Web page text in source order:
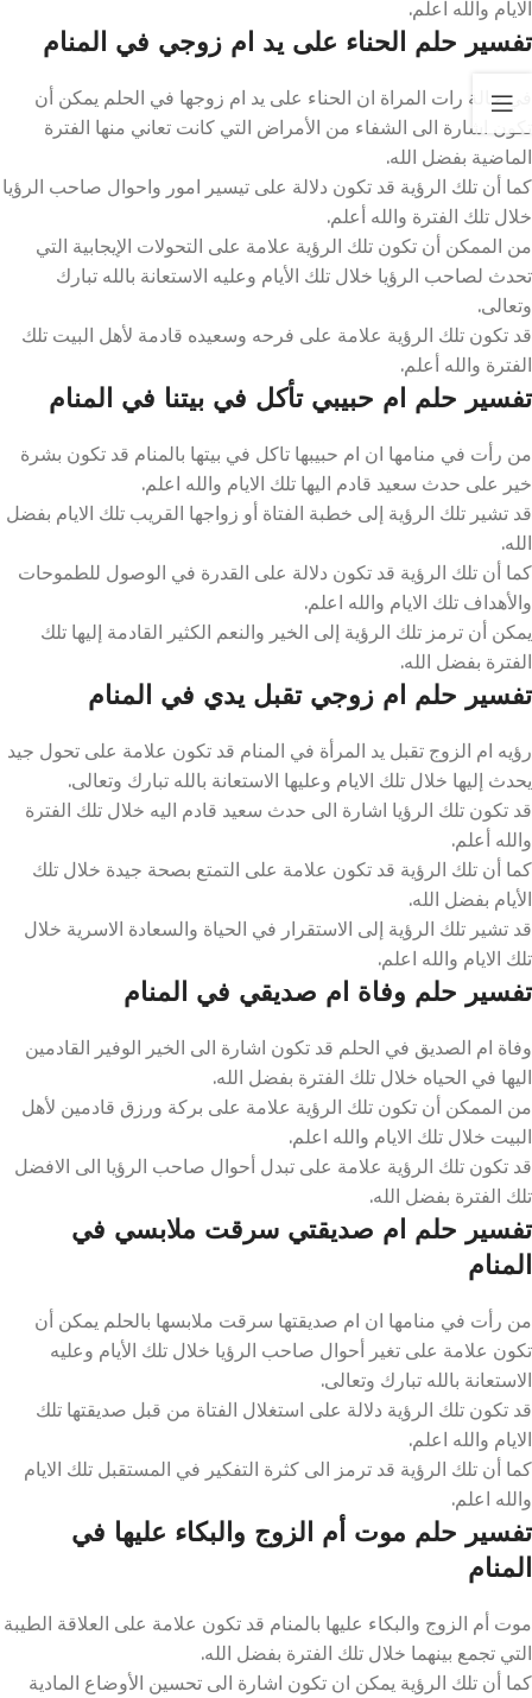
الايام والله اعلم.
تفسير حلم الحناء على يد ام زوجي في المنام
في حالة رات المراة ان الحناء على يد ام زوجها في الحلم يمكن أن
تكون اشارة الى الشفاء من الأمراض التي كانت تعاني منها الفترة
الماضية بفضل الله.
كما أن تلك الرؤية قد تكون دلالة على تيسير امور واحوال صاحب الرؤيا
خلال تلك الفترة والله أعلم.
من الممكن أن تكون تلك الرؤية علامة على التحولات الإيجابية التي
تحدث لصاحب الرؤيا خلال تلك الأيام وعليه الاستعانة بالله تبارك
وتعالى.
قد تكون تلك الرؤية علامة على فرحه وسعيده قادمة لأهل البيت تلك
الفترة والله أعلم.
تفسير حلم ام حبيبي تأكل في بيتنا في المنام
من رأت في منامها ان ام حبيبها تاكل في بيتها بالمنام قد تكون بشرة
خير على حدث سعيد قادم اليها تلك الايام والله اعلم.
قد تشير تلك الرؤية إلى خطبة الفتاة أو زواجها القريب تلك الايام بفضل
الله.
كما أن تلك الرؤية قد تكون دلالة على القدرة في الوصول للطموحات
والأهداف تلك الايام والله اعلم.
يمكن أن ترمز تلك الرؤية إلى الخير والنعم الكثير القادمة إليها تلك
الفترة بفضل الله.
تفسير حلم ام زوجي تقبل يدي في المنام
رؤيه ام الزوج تقبل يد المرأة في المنام قد تكون علامة على تحول جيد
يحدث إليها خلال تلك الايام وعليها الاستعانة بالله تبارك وتعالى.
قد تكون تلك الرؤيا اشارة الى حدث سعيد قادم اليه خلال تلك الفترة
والله أعلم.
كما أن تلك الرؤية قد تكون علامة على التمتع بصحة جيدة خلال تلك
الأيام بفضل الله.
قد تشير تلك الرؤية إلى الاستقرار في الحياة والسعادة الاسرية خلال
تلك الايام والله اعلم.
تفسير حلم وفاة ام صديقي في المنام
وفاة ام الصديق في الحلم قد تكون اشارة الى الخير الوفير القادمين
اليها في الحياه خلال تلك الفترة بفضل الله.
من الممكن أن تكون تلك الرؤية علامة على بركة ورزق قادمين لأهل
البيت خلال تلك الايام والله اعلم.
قد تكون تلك الرؤية علامة على تبدل أحوال صاحب الرؤيا الى الافضل
تلك الفترة بفضل الله.
تفسير حلم ام صديقتي سرقت ملابسي في
المنام
من رأت في منامها ان ام صديقتها سرقت ملابسها بالحلم يمكن أن
تكون علامة على تغير أحوال صاحب الرؤيا خلال تلك الأيام وعليه
الاستعانة بالله تبارك وتعالى.
قد تكون تلك الرؤية دلالة على استغلال الفتاة من قبل صديقتها تلك
الايام والله اعلم.
كما أن تلك الرؤية قد ترمز الى كثرة التفكير في المستقبل تلك الايام
والله اعلم.
تفسير حلم موت أم الزوج والبكاء عليها في
المنام
موت أم الزوج والبكاء عليها بالمنام قد تكون علامة على العلاقة الطيبة
التي تجمع بينهما خلال تلك الفترة بفضل الله.
كما أن تلك الرؤية يمكن ان تكون اشارة الى تحسين الأوضاع المادية